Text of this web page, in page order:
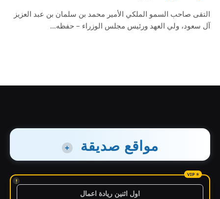
التقى صاحب السمو الملكي الأمير محمد بن سلمان بن عبد العزيز
آل سعود، ولي العهد ورئيس مجلس الوزراء – حفظه…
مواقع صديقة +
!
اول اثنين ريادة اعمال